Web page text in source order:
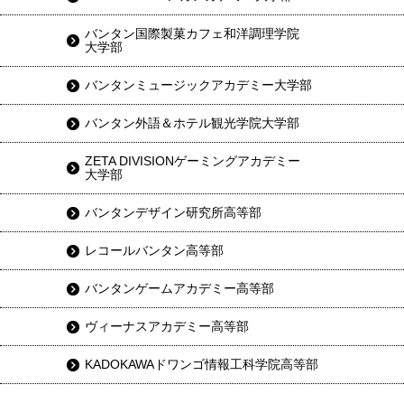
バンタン国際製菓カフェ和洋調理学院
大学部
バンタンミュージックアカデミー大学部
バンタン外語＆ホテル観光学院大学部
ZETA DIVISIONゲーミングアカデミー
大学部
バンタンデザイン研究所高等部
レコールバンタン高等部
バンタンゲームアカデミー高等部
ヴィーナスアカデミー高等部
KADOKAWAドワンゴ情報工科学院高等部